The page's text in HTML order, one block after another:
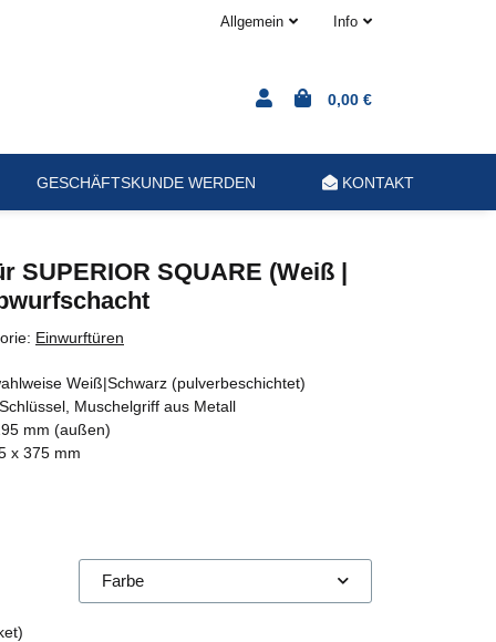
Allgemein Info
0,00 €
GESCHÄFTSKUNDE WERDEN KONTAKT
SUPERIOR SQUARE (Weiß |
Einwurftüren
Weiß|Schwarz (pulverbeschichtet)
Muschelgriff aus Metall
mm (außen)
x 375 mm
Farbe